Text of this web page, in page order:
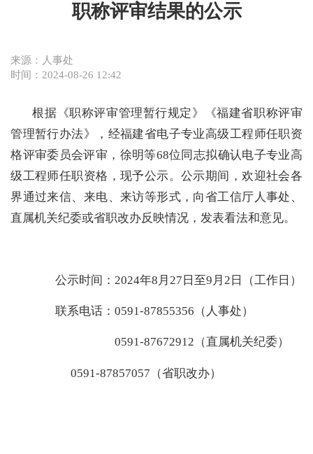
职称评审结果的公示
来源：人事处
时间：2024-08-26 12:42
根据《职称评审管理暂行规定》
《福建省职称评审
管理暂行办法》
，经福建省电子专业高级工程师任职资
格评审委员会评审， 徐明等68位 同志拟确认电子专业高
级工程师任职资格，现予公示。公示期间，欢迎社会各
界通过来信、来电、来访等形式，向省工信厅人事处 、
直属机关纪委或省职改办反映情况，发表看法和意见。
公示时间：2024年8 月 27 日至9 月 2 日（工作日）
联系电话：0591-87855356 （人事处）
0591-87672912 （直属机关纪委）
0591-87857057（省职改办）